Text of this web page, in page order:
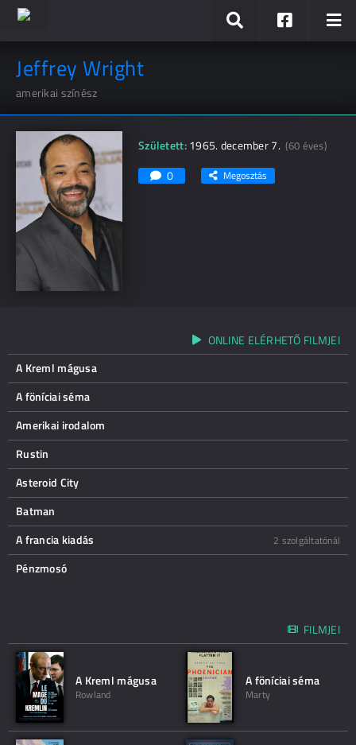
Jeffrey Wright
amerikai színész
Született:1965. december 7.(60 éves)
0 Megosztás
ONLINE ELÉRHETŐ FILMJEI
A Kreml mágusa
A föníciai séma
Amerikai irodalom
Rustin
Asteroid City
Batman
A francia kiadás
2 szolgáltatónál
Pénzmosó
FILMJEI
A Kreml mágusa
Rowland
A föníciai séma
Marty